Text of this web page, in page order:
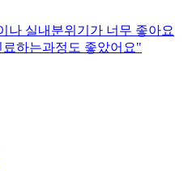
나 실내분위기가 너무 좋아요
하는과정도 좋았어요"